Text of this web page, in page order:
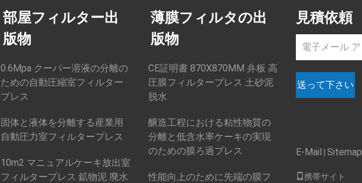
部屋フィルター出
版物
0.6Mpa クーパー溶液の分離の
ための自動圧縮室フィルター
プレス
固体と液体を分離する産業用
自動圧力室フィルタープレス
10m2 マニュアルケーキ放出室
フィルタープレス 鉱物泥 廃水
薄膜フィルタの出
版物
CE証明書 870X870MM 弁板 高
圧膜フィルタープレス 土砂泥
脱水
醸造工程における粘性物質の
分離と低含水率ケーキの実現
のための膜ろ過プレス
性能向上のために先端の膜フ
見積依頼
送って下さい
E-Mail Sitemap
携帯サイト